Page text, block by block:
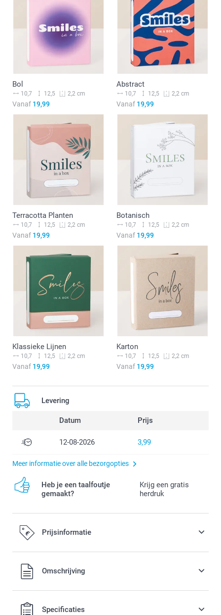
Bol
10,7 12,5 2,2 cm
Vanaf 19,99
Abstract
10,7 12,5 2,2 cm
Vanaf19,99
Terracotta Planten
10,7 12,5 2,2 cm
Vanaf 19,99
Botanisch
10,7 12,5 2,2 cm
Vanaf19,99
Klassieke Lijnen
10,7 12,5 2,2 cm
Vanaf 19,99
Karton
10,7 12,5 2,2 cm
Vanaf19,99
Levering
Datum Prijs
12-08-2026 3,99
Meer informatie over alle bezorgopties
Heb je een taalfoutje
gemaakt?
Krijg een gratis
herdruk
Prijsinformatie
Alle prijzen zijn in EURO (€) inclusief BTW en exclusief
verzendkosten.Omschrijving
Specificaties